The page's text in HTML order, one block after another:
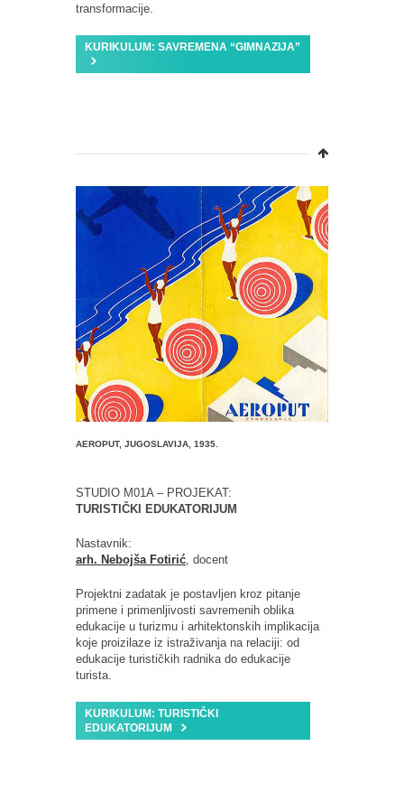
transformacije.
KURIKULUM: SAVREMENA “GIMNAZIJA”
AEROPUT, JUGOSLAVIJA, 1935.
STUDIO M01A – PROJEKAT:
TURISTIČKI EDUKATORIJUM
Nastavnik:
arh. Nebojša Fotirić , docent
Projektni zadatak je postavljen kroz pitanje
primene i primenljivosti savremenih oblika
edukacije u turizmu i arhitektonskih implikacija
koje proizilaze iz istraživanja na relaciji: od
edukacije turističkih radnika do edukacije
turista.
KURIKULUM: TURISTIČKI
EDUKATORIJUM